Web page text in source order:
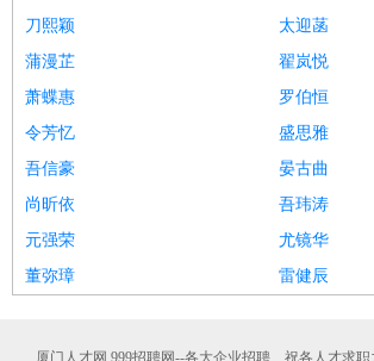
刀熙颖
太迎菡
蒲漫芷
翟岚悦
萧蝶惠
罗伯恒
令芳忆
盛思雅
吾信豪
晏古曲
尚昕依
吾玮涛
元强荣
尤镜华
董弥璋
雷健辰
厦门人才网 999招聘网--各大企业招聘、祝各人才求